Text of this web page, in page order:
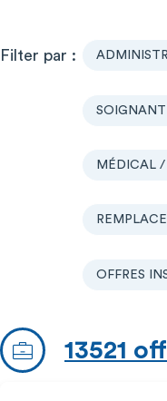
MÉDICAL /
OFFRES
13521